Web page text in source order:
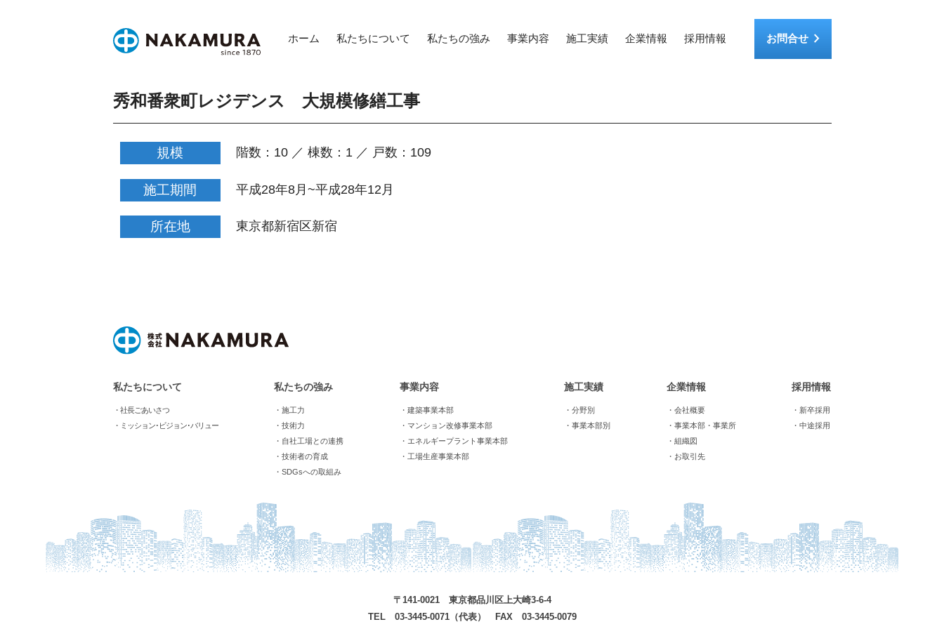
ホーム 私たちについて 私たちの強み 事業内容 施工実績 企業情報 採用情報 お問合せkeyboard_arrow_right
秀和番衆町レジデンス 大規模修繕工事
規模 階数：10 ／ 棟数：1 ／ 戸数：109
施工期間 平成28年8月~平成28年12月
所在地 東京都新宿区新宿
私たちについて
・社長ごあいさつ
・ミッション･ビジョン･バリュー
私たちの強み
・施工力
・技術力
・自社工場との連携
・技術者の育成
・SDGsへの取組み
事業内容
・建築事業本部
・マンション改修事業本部
・エネルギープラント事業本部
・工場生産事業本部
施工実績
・分野別
・事業本部別
企業情報
・会社概要
・事業本部・事業所
・組織図
・お取引先
採用情報
・新卒採用
・中途採用
〒141-0021 東京都品川区上大崎3-6-4
TEL 03-3445-0071（代表） FAX 03-3445-0079